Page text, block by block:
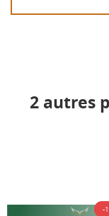
2 autres